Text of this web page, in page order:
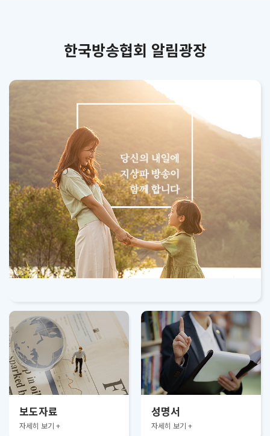
한국방송협회 알림광장
보도자료
자세히 보기 +
성명서
자세히 보기 +